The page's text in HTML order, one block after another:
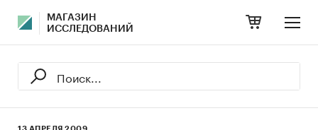
МАГАЗИН
ИССЛЕДОВАНИЙ